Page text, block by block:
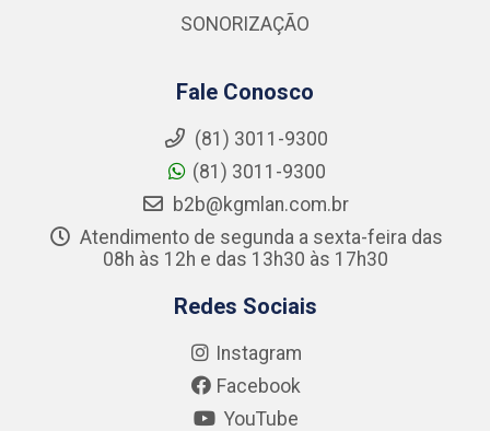
SONORIZAÇÃO
Fale Conosco
(81) 3011-9300
(81) 3011-9300
b2b@kgmlan.com.br
Atendimento de segunda a sexta-feira das
08h às 12h e das 13h30 às 17h30
Redes Sociais
Instagram
Facebook
YouTube